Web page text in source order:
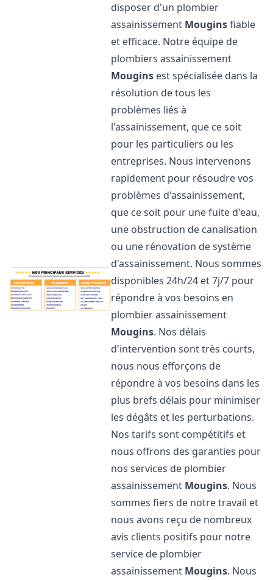
disposer d'un plombier
assainissement Mouginsfiable
et efficace. Notre équipe de
plombiers assainissement
Mougins est spécialisée dans la
résolution de tous les
problèmes liés à
l'assainissement, que ce soit
pour les particuliers ou les
entreprises. Nous intervenons
rapidement pour résoudre vos
problèmes d'assainissement,
que ce soit pour une fuite d'eau,
une obstruction de canalisation
ou une rénovation de système
d'assainissement. Nous sommes
disponibles 24h/24 et 7j/7 pour
répondre à vos besoins en
plombier assainissement
Mougins. Nos délais
d'intervention sont très courts,
nous nous efforçons de
répondre à vos besoins dans les
plus brefs délais pour minimiser
les dégâts et les perturbations.
Nos tarifs sont compétitifs et
nous offrons des garanties pour
nos services de plombier
assainissement Mougins. Nous
sommes fiers de notre travail et
nous avons reçu de nombreux
avis clients positifs pour notre
service de plombier
assainissement Mougins. Nous